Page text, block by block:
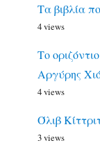
Τα βιβλία
4 views
Το
Αργύρης
4 views
Όλιβ
3 views